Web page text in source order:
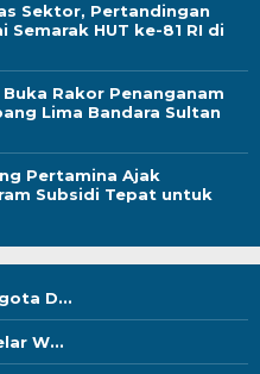
Sektor, Pertandingan
Semarak HUT ke-81 RI di
Rakor Penanganam
Lima Bandara Sultan
Pertamina Ajak
Subsidi Tepat untuk
D...
W...